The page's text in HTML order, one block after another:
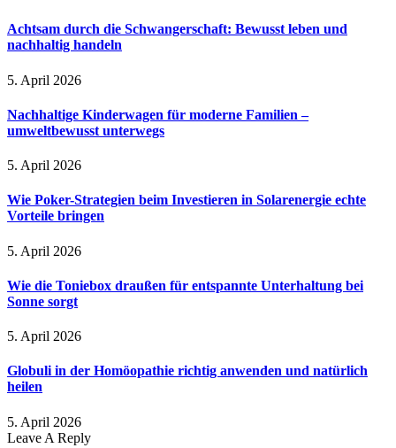
Achtsam durch die Schwangerschaft: Bewusst leben und
nachhaltig handeln
5. April 2026
Nachhaltige Kinderwagen für moderne Familien –
umweltbewusst unterwegs
5. April 2026
Wie Poker-Strategien beim Investieren in Solarenergie echte
Vorteile bringen
5. April 2026
Wie die Toniebox draußen für entspannte Unterhaltung bei
Sonne sorgt
5. April 2026
Globuli in der Homöopathie richtig anwenden und natürlich
heilen
5. April 2026
Leave A Reply